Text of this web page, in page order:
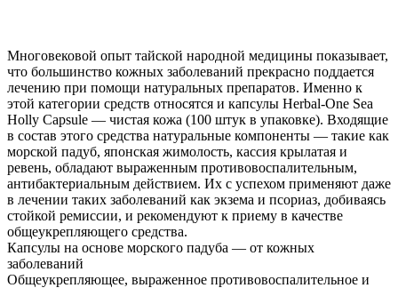
Многовековой опыт тайской народной медицины показывает,
что большинство кожных заболеваний прекрасно поддается
лечению при помощи натуральных препаратов. Именно к
этой категории средств относятся и капсулы Herbal-One Sea
Holly Capsule — чистая кожа (100 штук в упаковке). Входящие
в состав этого средства натуральные компоненты — такие как
морской падуб, японская жимолость, кассия крылатая и
ревень, обладают выраженным противовоспалительным,
антибактериальным действием. Их с успехом применяют даже
в лечении таких заболеваний как экзема и псориаз, добиваясь
стойкой ремиссии, и рекомендуют к приему в качестве
общеукрепляющего средства.
Капсулы на основе морского падуба — от кожных
заболеваний
Общеукрепляющее, выраженное противовоспалительное и